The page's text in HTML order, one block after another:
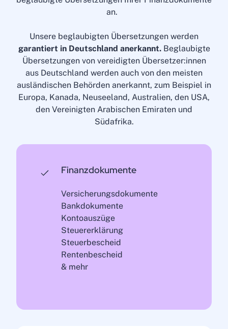
an.
Unsere beglaubigten Übersetzungen werden
garantiert in Deutschland anerkannt.Beglaubigte
Übersetzungen von vereidigten Übersetzer:innen
aus Deutschland werden auch von den meisten
ausländischen Behörden anerkannt, zum Beispiel in
Europa, Kanada, Neuseeland, Australien, den USA,
den Vereinigten Arabischen Emiraten und
Südafrika.
Finanzdokumente
Versicherungsdokumente
Bankdokumente
Kontoauszüge
Steuererklärung
Steuerbescheid
Rentenbescheid
& mehr